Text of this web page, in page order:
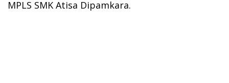
MPLS SMK Atisa Dipamkara.